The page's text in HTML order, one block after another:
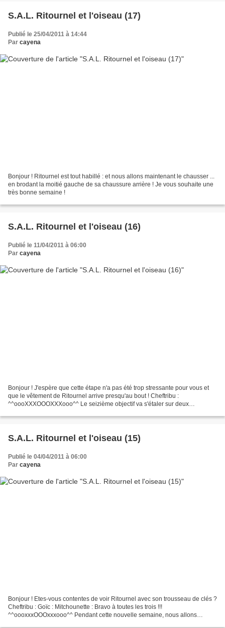
S.A.L. Ritournel et l'oiseau (17)
Publié le 25/04/2011 à 14:44
Par cayena
Bonjour ! Ritournel est tout habillé : et nous allons maintenant le chausser ...
en brodant la moitié gauche de sa chaussure arrière ! Je vous souhaite une
très bonne semaine !
S.A.L. Ritournel et l'oiseau (16)
Publié le 11/04/2011 à 06:00
Par cayena
Bonjour ! J'espère que cette étape n'a pas été trop stressante pour vous et
que le vêtement de Ritournel arrive presqu'au bout ! Cheftribu :
^^oooXXXOOOXXXooo^^ Le seizième objectif va s'étaler sur deux
S.A.L. Ritournel et l'oiseau (15)
Publié le 04/04/2011 à 06:00
Par cayena
Bonjour ! Etes-vous contentes de voir Ritournel avec son trousseau de clés ?
Cheftribu : Goïc : Mitchounette : Bravo à toutes les trois !!!
^^oooxxxOOOxxxooo^^ Pendant cette nouvelle semaine, nous allons